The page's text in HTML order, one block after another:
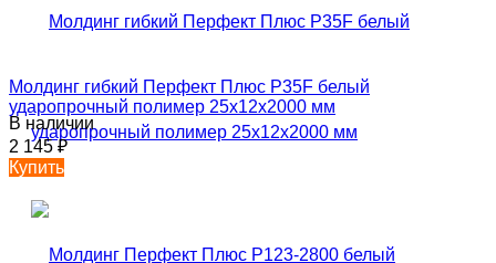
Молдинг гибкий Перфект Плюс P35F белый
ударопрочный полимер 25х12х2000 мм
В наличии
2 145₽
Купить